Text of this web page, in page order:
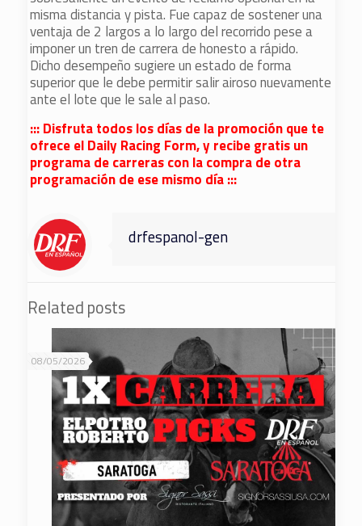
misma distancia y pista. Fue capaz de sostener una
ventaja de 2 largos a lo largo del recorrido pese a
imponer un tren de carrera de honesto a rápido.
Dicho desempeño sugiere un estado de forma
superior que le debe permitir salir airoso nuevamente
ante el lote que le sale al paso.
::: Disfruta todos los días de la promoción que te
ofrece el Daily Racing Form, y recibe gratis un
programa de carreras con la compra de otra
programación de ese mismo día :::
drfespanol-gen
Related posts
08/05/2026